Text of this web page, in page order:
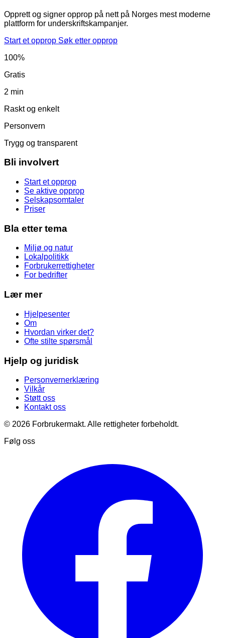
Opprett og signer opprop på nett på Norges mest moderne
plattform for underskriftskampanjer.
Start et opprop Søk etter opprop
100%
Gratis
2 min
Raskt og enkelt
Personvern
Trygg og transparent
Bli involvert
Start et opprop
Se aktive opprop
Selskapsomtaler
Priser
Bla etter tema
Miljø og natur
Lokalpolitikk
Forbrukerrettigheter
For bedrifter
Lær mer
Hjelpesenter
Om
Hvordan virker det?
Ofte stilte spørsmål
Hjelp og juridisk
Personvernerklæring
Vilkår
Støtt oss
Kontakt oss
© 2026 Forbrukermakt. Alle rettigheter forbeholdt.
Følg oss